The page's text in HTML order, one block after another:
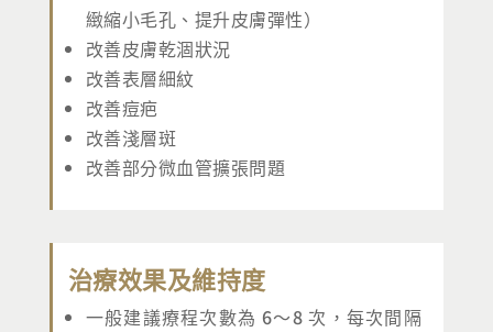
緻縮小毛孔、提升皮膚彈性）
改善皮膚乾涸狀況
改善表層細紋
改善痘疤
改善淺層斑
改善部分微血管擴張問題
治療效果及維持度
一般建議療程次數為 6～8 次，每次間隔